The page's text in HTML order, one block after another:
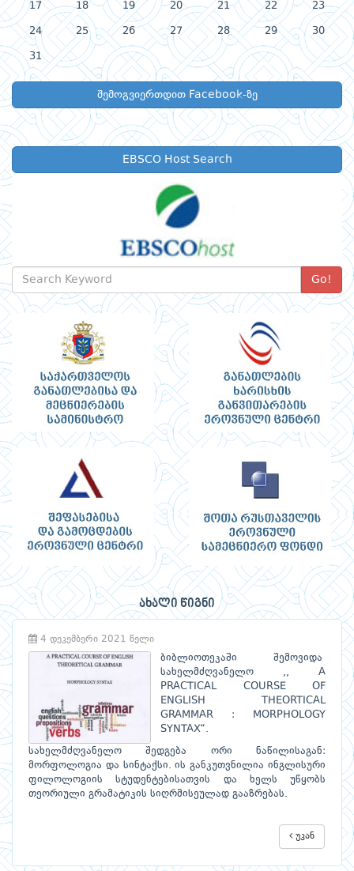
17 18 19 20 21 22 23
24 25 26 27 28 29 30
31
შემოგვიერთდით Facebook-ზე
EBSCO Host Search
Go!
ახალი წიგნი
4 დეკემბერი 2021 წელი
ბიბლიოთეკაში შემოვიდა
სახელმძღვანელო ,, A
PRACTICAL COURSE OF
ENGLISH THEORTICAL
GRAMMAR : MORPHOLOGY
SYNTAX“.
სახელმძღვანელო შედგება ორი ნაწილისაგან:
მორფოლოგია და სინტაქსი. ის განკუთვნილია ინგლისური
ფილოლოგიის სტუდენტებისათვის და ხელს უწყობს
თეორიული გრამატიკის სიღრმისეულად გააზრებას.
უკან